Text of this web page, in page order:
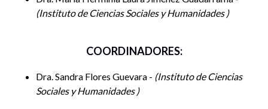
Instituto de Ciencias Sociales y Humanidades
COORDINADORES:
Dra. Sandra Flores Guevara - Instituto de Ciencias
Sociales y Humanidades